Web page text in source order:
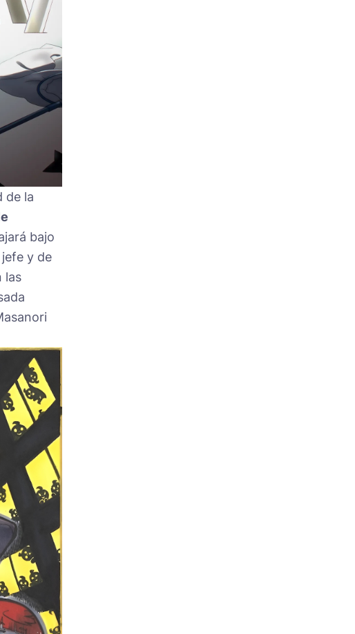
de la
bajo
y de
las